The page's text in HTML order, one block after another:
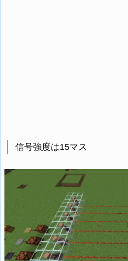
信号強度は15マス